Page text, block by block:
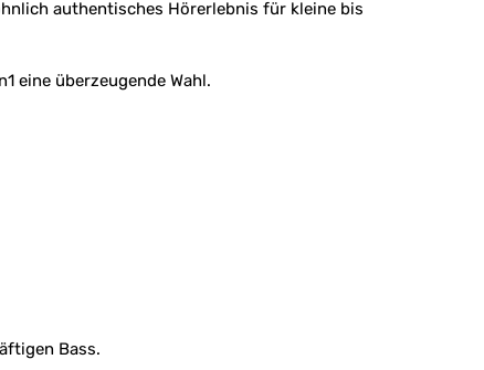
authentisches Hörerlebnis für kleine bis
eine überzeugende Wahl.
Bass.